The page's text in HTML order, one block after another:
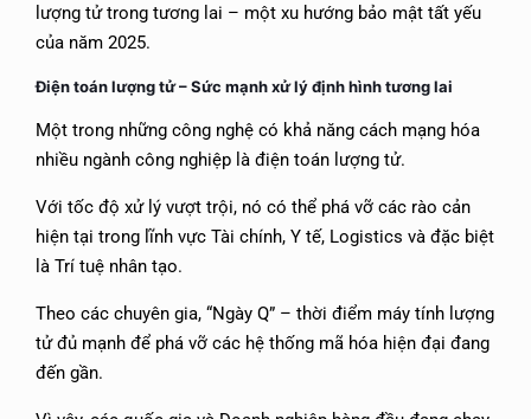
lượng tử trong tương lai – một xu hướng bảo mật tất yếu
của năm 2025.
Điện toán lượng tử –Sức mạnh xử lý định hình tương lai
Một trong những công nghệ có khả năng cách mạng hóa
nhiều ngành công nghiệp là điện toán lượng tử.
Với tốc độ xử lý vượt trội, nó có thể phá vỡ các rào cản
hiện tại trong lĩnh vực Tài chính, Y tế, Logistics và đặc biệt
là Trí tuệ nhân tạo.
Theo các chuyên gia, “Ngày Q” – thời điểm máy tính lượng
tử đủ mạnh để phá vỡ các hệ thống mã hóa hiện đại đang
đến gần.